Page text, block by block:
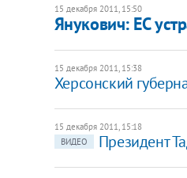
15 декабря 2011, 15:50
Янукович: ЕС
15 декабря 2011, 15:38
Херсонский
15 декабря 2011, 15:18
ВИДЕО
Президент